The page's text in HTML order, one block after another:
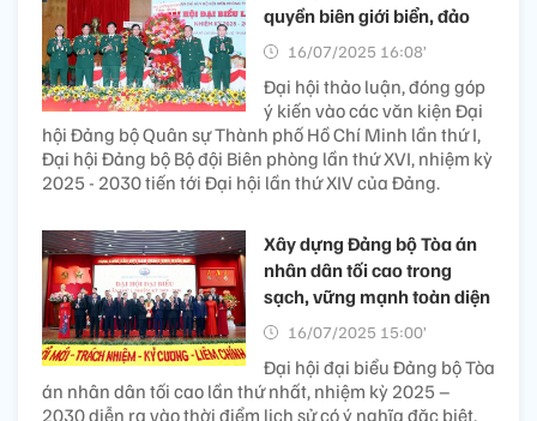
quyền biên giới biển, đảo
16/07/2025 16:08’
Đại hội thảo luận, đóng góp
ý kiến vào các văn kiện Đại
hội Đảng bộ Quân sự Thành phố Hồ Chí Minh lần thứ I,
Đại hội Đảng bộ Bộ đội Biên phòng lần thứ XVI, nhiệm kỳ
2025 - 2030 tiến tới Đại hội lần thứ XIV của Đảng.
Xây dựng Đảng bộ Tòa án
nhân dân tối cao trong
sạch, vững mạnh toàn diện
16/07/2025 15:00’
Đại hội đại biểu Đảng bộ Tòa
án nhân dân tối cao lần thứ nhất, nhiệm kỳ 2025 –
2030 diễn ra vào thời điểm lịch sử có ý nghĩa đặc biệt.